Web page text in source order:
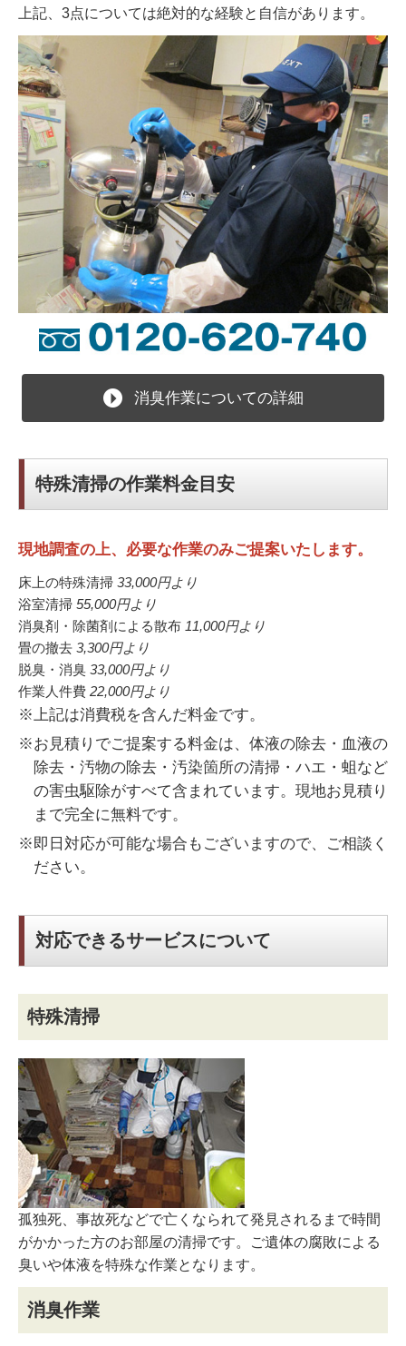
上記、3点については絶対的な経験と自信があります。
消臭作業についての詳細
特殊清掃の作業料金目安
現地調査の上、必要な作業のみご提案いたします。
床上の特殊清掃 33,000円より
浴室清掃 55,000円より
消臭剤・除菌剤による散布 11,000円より
畳の撤去 3,300円より
脱臭・消臭 33,000円より
作業人件費 22,000円より
※上記は消費税を含んだ料金です。
※お見積りでご提案する料金は、体液の除去・血液の
除去・汚物の除去・汚染箇所の清掃・ハエ・蛆など
の害虫駆除がすべて含まれています。現地お見積り
まで完全に無料です。
※即日対応が可能な場合もございますので、ご相談く
ださい。
対応できるサービスについて
特殊清掃
孤独死、事故死などで亡くなられて発見されるまで時間
がかかった方のお部屋の清掃です。ご遺体の腐敗による
臭いや体液を特殊な作業となります。
消臭作業